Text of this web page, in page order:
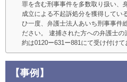
罪を含む刑事事件を多数取り扱い、
成立による不起訴処分を獲得してい
ひ一度、弁護士法人あいち刑事事件
ださい。 逮捕された方への弁護士
約は0120ー631ー881にて受け付けて
【事例】